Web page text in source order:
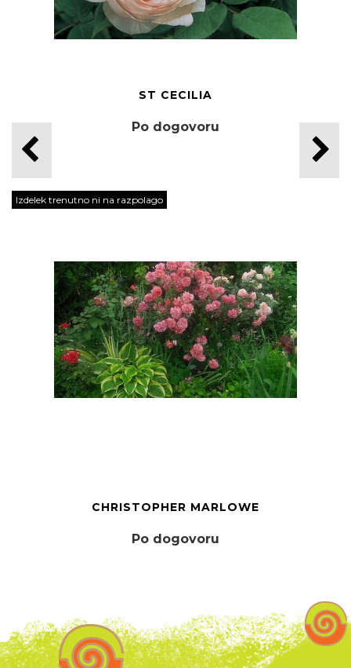
ST CECILIA
Po dogovoru
Izdelek trenutno ni na razpolago
CHRISTOPHER MARLOWE
Po dogovoru